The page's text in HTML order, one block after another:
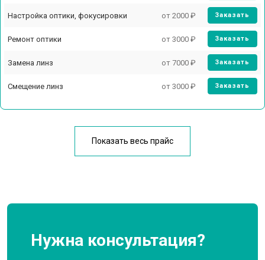
Настройка оптики, фокусировки от 2000 ₽ Заказать
Ремонт оптики от 3000 ₽ Заказать
Замена линз от 7000 ₽ Заказать
Смещение линз от 3000 ₽ Заказать
У меня другая неисправность
Показать весь прайс
Нужна консультация?